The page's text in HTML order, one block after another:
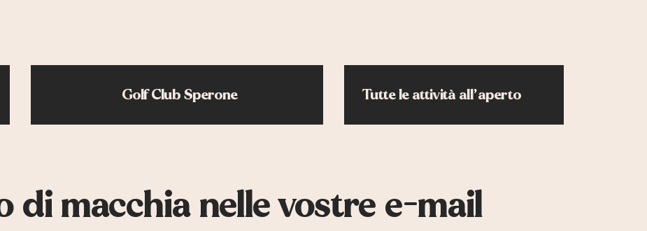
Golf Club Sperone Tutte le attività all’aperto
di macchia nelle vostre e-mail